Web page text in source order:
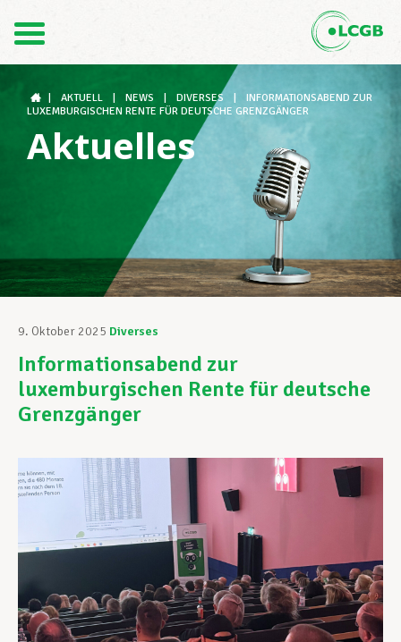
FR
Der LCGB
Gewerkschaftsstrukturen
Unterstützung im Arbeitsalltag
Ihre Rechte
Berufliche Weiterentwicklung
Mitglied werden
AKTUELL NEWS DIVERSES
INFORMATIONSABEND ZUR
LUXEMBURGISCHEN RENTE FÜR DEUTSCHE GRENZGÄNGER
Aktuelles
9. Oktober 2025 Diverses
Informationsabend zur
luxemburgischen Rente für deutsche
Grenzgänger